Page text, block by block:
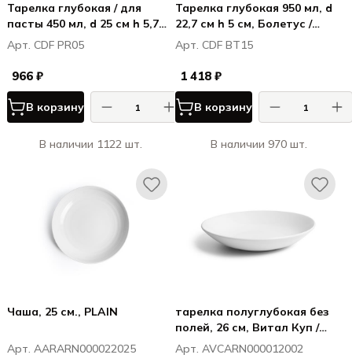
Тарелка глубокая / для
пасты 450 мл, d 25 см h 5,7
см, фарфор, Примавера /
Primavera
Арт. CDF PR05
966 ₽
В корзину
В наличии 1122 шт.
Тарелка глубокая 950 мл, d
22,7 см h 5 см, Болетус /
Boletus
Арт. CDF BT15
1 418 ₽
В корзину
В наличии 970 шт.
Чаша, 25 см., PLAIN
Арт. AARARN000022025
тарелка полуглубокая без
полей, 26 см, Витал Куп /
Vital Coupe
Арт. AVCARN000012002